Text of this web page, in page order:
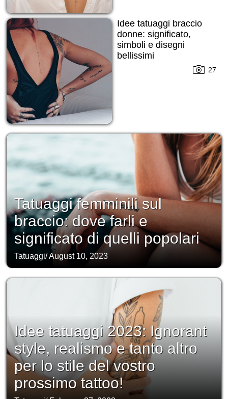
Idee tatuaggi braccio
donne: significato,
simboli e disegni
bellissimi
27
Tatuaggi femminili sul
braccio: dove farli e
significato di quelli popolari
Tatuaggi/August 10, 2023
Idee tatuaggi 2023: Ignorant
style, realismo e tanto altro
per lo stile del vostro
prossimo tattoo!